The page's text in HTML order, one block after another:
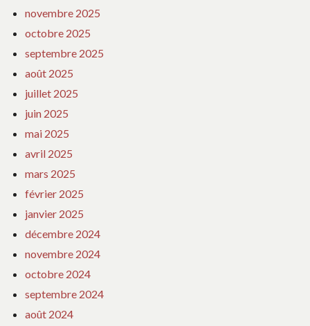
novembre 2025
octobre 2025
septembre 2025
août 2025
juillet 2025
juin 2025
mai 2025
avril 2025
mars 2025
février 2025
janvier 2025
décembre 2024
novembre 2024
octobre 2024
septembre 2024
août 2024